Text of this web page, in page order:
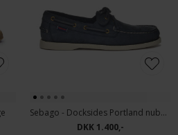
Sebago - Docksides Portland nubuck shoes | Sejlersko Blue Universe
DKK 1.400,-